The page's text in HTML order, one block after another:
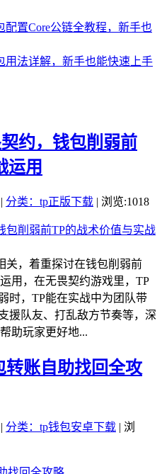
配置Core公链全教程，新手也
用法详解，新手也能快速上手
约，钱包削弱前
运用
分类：tp正版下载 | 浏览:1018
关，着重探讨在钱包削弱前
用，在无畏契约游戏里，TP
时，TP能在实战中为团队带
援队友、打乱敌方节奏等，深
助玩家更好地...
账自助找回全攻
分类：tp钱包安卓下载 | 浏